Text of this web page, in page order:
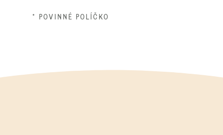
* POVINNÉ POLÍČKO